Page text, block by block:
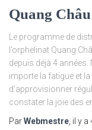
Quang
Le programme de
l’orphelinat Quang
depuis déjà 4
importe la fatigue et
d’approvisionner
constater la joie des
ParWebmestre , il y a